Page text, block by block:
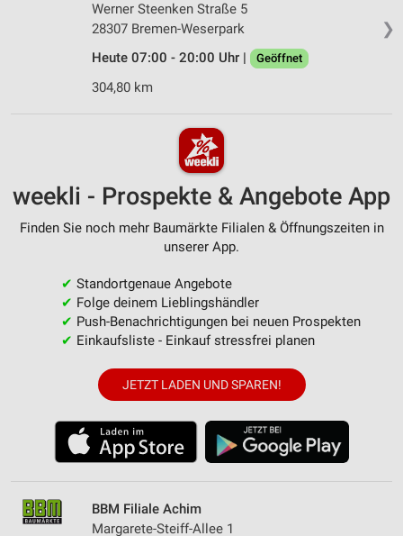
❯
Werner Steenken Straße 5
28307 Bremen-Weserpark
Heute 07:00 - 20:00 Uhr |
Geöffnet
304,80 km
weekli - Prospekte & Angebote App
Finden Sie noch mehr Baumärkte Filialen & Öffnungszeiten in
unserer App.
✔ Standortgenaue Angebote
✔ Folge deinem Lieblingshändler
✔ Push-Benachrichtigungen bei neuen Prospekten
✔ Einkaufsliste - Einkauf stressfrei planen
JETZT LADEN UND SPAREN!
BBM Filiale Achim
Margarete-Steiff-Allee 1